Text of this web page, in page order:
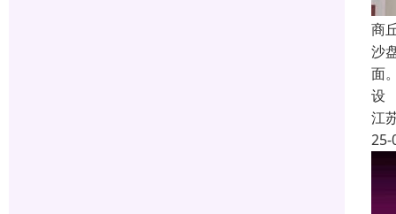
商
沙
面
设
江
25-